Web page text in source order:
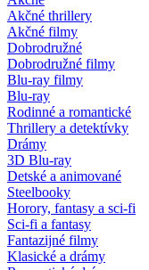
Akčné thrillery
Akčné filmy
Dobrodružné
Dobrodružné filmy
Blu-ray filmy
Blu-ray
Rodinné a romantické
Thrillery a detektívky
Drámy
3D Blu-ray
Detské a animované
Steelbooky
Horory, fantasy a sci-fi
Sci-fi a fantasy
Fantazijné filmy
Klasické a drámy